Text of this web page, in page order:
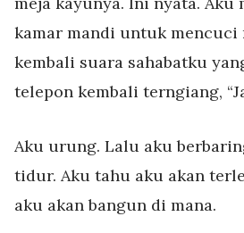
kamar mandi untuk mencuci
kembali suara sahabatku
telepon kembali terngiang,
Aku urung. Lalu aku
tidur. Aku tahu aku akan
aku akan bangun di mana.